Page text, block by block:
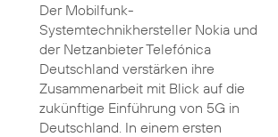
Der Mobilfunk-
Systemtechnikhersteller Nokia und
der Netzanbieter Telefónica
Deutschland verstärken ihre
Zusammenarbeit mit Blick auf die
zukünftige Einführung von 5G in
Deutschland. In einem ersten